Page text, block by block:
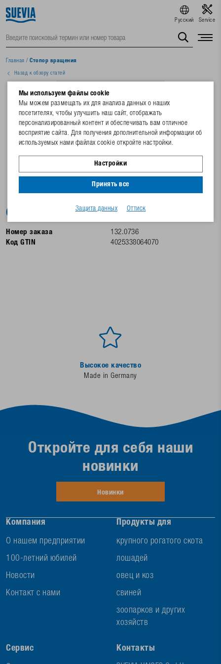
Русский Service
Главная / Стопор вращения
Назад к обзору статей
Стопор вращения
Номер заказа
132.0736
Код GTIN
4025338064070
Высокое качество
Made in Germany
Компания
О нашем предприятии
100-летний юбилей
Новости
Контакт с нами
Продукты для
крупного рогатого скота
лошадей
овец и коз
свиней
зоопарков и других
хозяйств
Сервис Контакты
Откройте для себя наши
новинки
Новинки
Мы используем файлы cookie
Мы можем размещать их для анализа данных о наших
посетителях, чтобы улучшить наш сайт, отображать
персонализированный контент и обеспечивать вам отличное
восприятие сайта. Для получения дополнительной информации об
используемых нами файлах cookie откройте настройки.
Настройки
Принять все
Защита данных Оттиск